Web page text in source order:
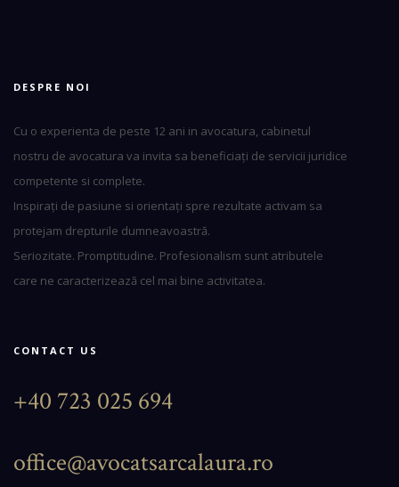
DESPRE NOI
Cu o experienta de peste 12 ani in avocatura, cabinetul
nostru de avocatura va invita sa beneficiați de servicii juridice
competente si complete.
Inspirați de pasiune si orientați spre rezultate activam sa
protejam drepturile dumneavoastră.
Seriozitate. Promptitudine. Profesionalism sunt atributele
care ne caracterizează cel mai bine activitatea.
CONTACT US
+40 723 025 694
office@avocatsarcalaura.ro